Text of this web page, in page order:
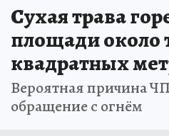
Сухая трава
площади около
квадратных
Вероятная причина
обращение с огнём